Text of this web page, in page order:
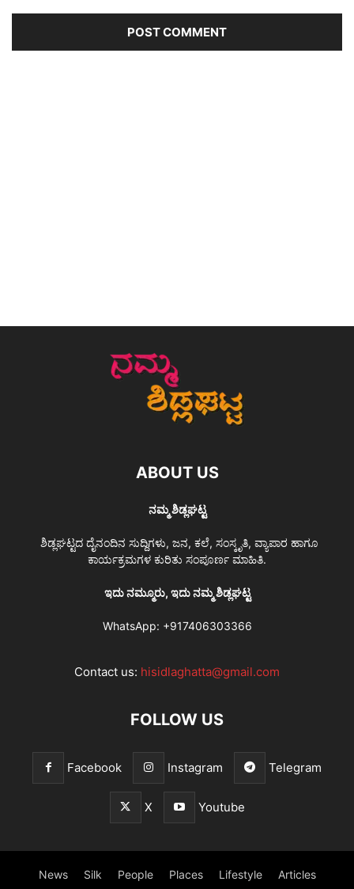
ABOUT US
ನಮ್ಮ ಶಿಡ್ಲಘಟ್ಟ
ಶಿಡ್ಲಘಟ್ಟದ ದೈನಂದಿನ ಸುದ್ದಿಗಳು, ಜನ, ಕಲೆ, ಸಂಸ್ಕೃತಿ, ವ್ಯಾಪಾರ ಹಾಗೂ
ಕಾರ್ಯಕ್ರಮಗಳ ಕುರಿತು ಸಂಪೂರ್ಣ ಮಾಹಿತಿ.
ಇದು ನಮ್ಮೂರು, ಇದು ನಮ್ಮ ಶಿಡ್ಲಘಟ್ಟ
WhatsApp: +917406303366
Contact us: hisidlaghatta@gmail.com
FOLLOW US
Facebook Instagram Telegram
X Youtube
News Silk People Places Lifestyle Articles